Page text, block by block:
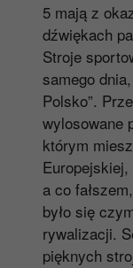
5 mają z
dźwiękach
Stroje
samego
Polsko”.
wylosowane
którym
a co
było się
rywalizacji.
pięknych